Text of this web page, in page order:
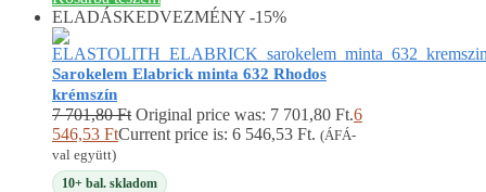
ELADÁSKEDVEZMÉNY -15%
Sarokelem Elabrick minta 632 Rhodos
krémszín
7 701,80Ft Original price was: 7 701,80 Ft.6
546,53 FtCurrent price is: 6 546,53 Ft. (ÁFÁ-
val együtt)
10+ bal. skladom